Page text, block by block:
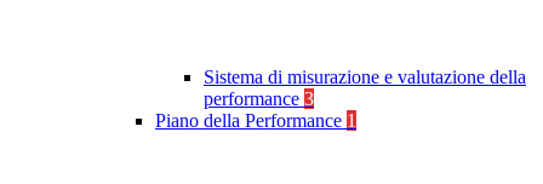
Sistema di misurazione e valutazione della
performance 3
Piano della Performance 1